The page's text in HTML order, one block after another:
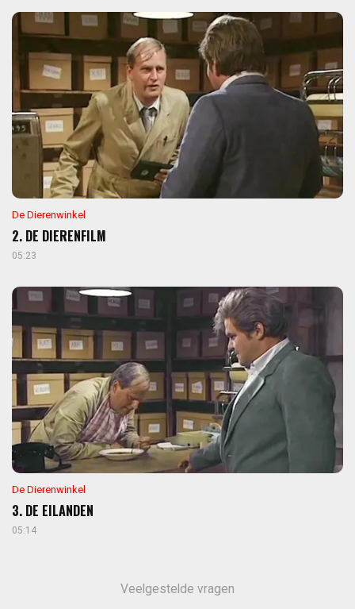
De Dierenwinkel
2. DE DIERENFILM
05:23
De Dierenwinkel
3. DE EILANDEN
05:14
Veelgestelde vragen